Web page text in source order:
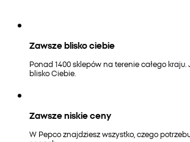
Zawsze blisko ciebie
Ponad 1400 sklepów na terenie całego kraju.
blisko Ciebie.
Zawsze niskie ceny
W Pepco znajdziesz wszystko, czego